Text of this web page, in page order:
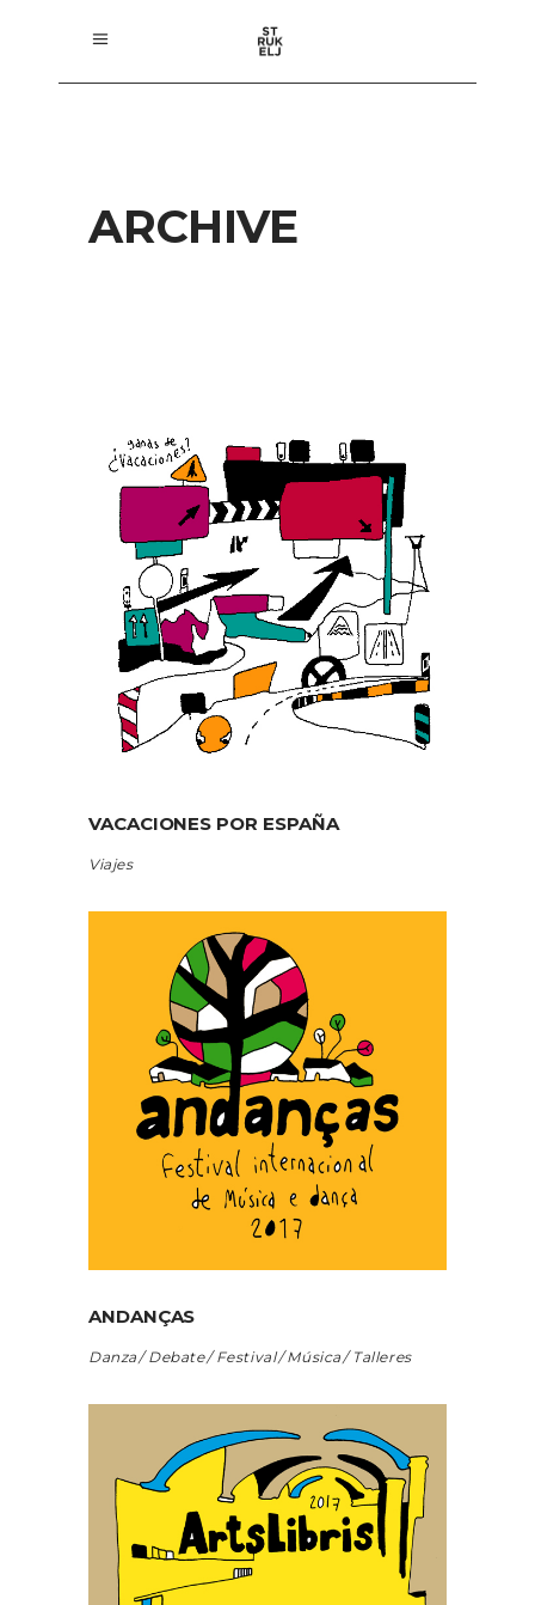
ARCHIVE
VACACIONES POR ESPAÑA
Viajes
ANDANÇAS
Danza Debate Festival Música Talleres